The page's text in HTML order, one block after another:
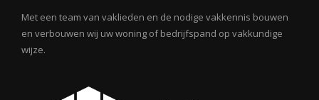
Met een team van vaklieden en de nodige vakkennis bouwen
en verbouwen wij uw woning of bedrijfspand op vakkundige
wijze.